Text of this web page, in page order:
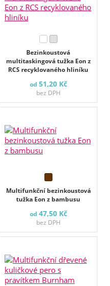
Bezinkoustová
multitaskingová tužka Eon z
RCS recyklovaného hliníku
od 51,20 Kč
bez DPH
Multifunkční bezinkoustová
tužka Eon z bambusu
od 47,50 Kč
bez DPH